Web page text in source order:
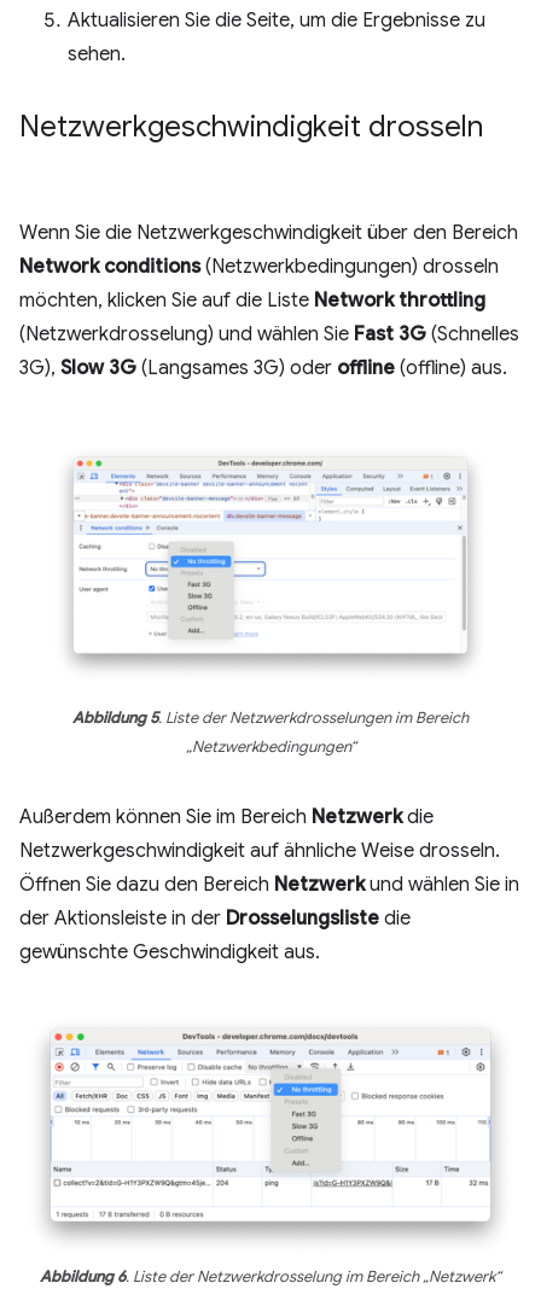
Aktualisieren Sie die Seite, um die Ergebnisse zu
sehen.
Netzwerkgeschwindigkeit drosseln
Wenn Sie die Netzwerkgeschwindigkeit über den Bereich
Network conditions(Netzwerkbedingungen) drosseln
möchten, klicken Sie auf die Liste Network throttling
(Netzwerkdrosselung) und wählen Sie Fast 3G (Schnelles
3G), Slow 3G (Langsames 3G) oder offline (offline) aus.
Abbildung 5. Liste der Netzwerkdrosselungen im Bereich
„Netzwerkbedingungen“
Außerdem können Sie im Bereich Netzwerkdie
Netzwerkgeschwindigkeit auf ähnliche Weise drosseln.
Öffnen Sie dazu den Bereich Netzwerkund wählen Sie in
der Aktionsleiste in der Drosselungsliste die
gewünschte Geschwindigkeit aus.
Abbildung 6. Liste der Netzwerkdrosselung im Bereich „Netzwerk“